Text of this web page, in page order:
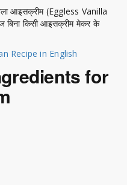
आइसक्रीम (Eggless Vanilla
किसी आइसक्रीम मेकर के
Recipe in English
for